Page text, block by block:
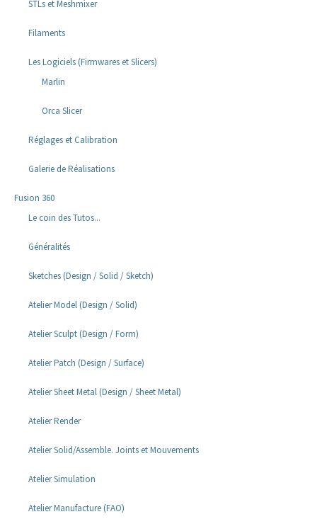
STLs et Meshmixer
Filaments
Les Logiciels (Firmwares et Slicers)
Marlin
Orca Slicer
Réglages et Calibration
Galerie de Réalisations
Fusion 360
Le coin des Tutos...
Généralités
Sketches (Design / Solid / Sketch)
Atelier Model (Design / Solid)
Atelier Sculpt (Design / Form)
Atelier Patch (Design / Surface)
Atelier Sheet Metal (Design / Sheet Metal)
Atelier Render
Atelier Solid/Assemble. Joints et Mouvements
Atelier Simulation
Atelier Manufacture (FAO)